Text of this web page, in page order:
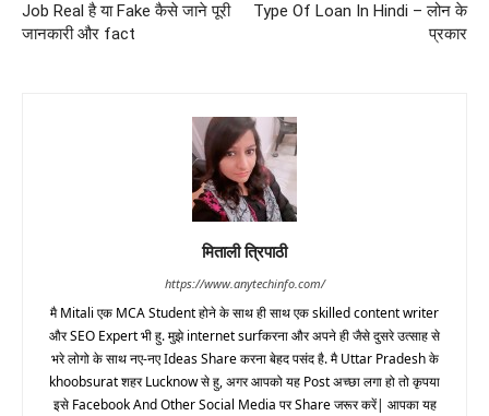
Job Real है या Fake कैसे जाने पूरी
जानकारी और fact
Type Of Loan In Hindi – लोन के
प्रकार
मिताली त्रिपाठी
https://www.anytechinfo.com/
मै Mitali एक MCA Student होने के साथ ही साथ एक skilled content writer
और SEO Expert भी हु. मुझे internet surfकरना और अपने ही जैसे दुसरे उत्साह से
भरे लोगो के साथ नए-नए Ideas Share करना बेहद पसंद है. मै Uttar Pradesh के
khoobsurat शहर Lucknow से हु, अगर आपको यह Post अच्छा लगा हो तो कृपया
इसे Facebook And Other Social Media पर Share जरूर करें| आपका यह